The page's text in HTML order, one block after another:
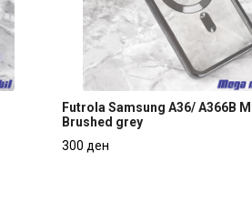
Futrola Samsung A36/ A366B
Futrola Samsung A36/ A366B
Brushed grey
300 ден